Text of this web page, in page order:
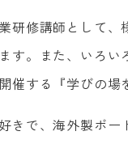
研修講師として、
す。また、いろい
催する『学びの場
きで、海外製ボー